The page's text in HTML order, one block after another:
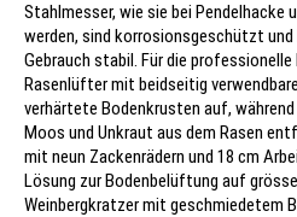
Stahlmesser, wie sie bei Pendelhacke
werden, sind korrosionsgeschützt und
Gebrauch stabil. Für die
Rasenlüfter mit beidseitig
verhärtete Bodenkrusten auf,
Moos und Unkraut aus dem Rasen
mit neun Zackenrädern und 18 cm
Lösung zur Bodenbelüftung auf
Weinbergkratzer mit geschmiedetem